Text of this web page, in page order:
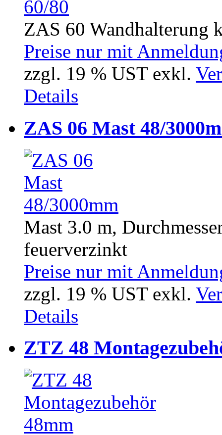
ZAS 60 Wandhalterung
Preise nur mit
zzgl. 19 % UST exkl.
Details
ZAS 06 Mast 48/
Mast 3.0 m,
feuerverzinkt
Preise nur mit
zzgl. 19 % UST exkl.
Details
ZTZ 48